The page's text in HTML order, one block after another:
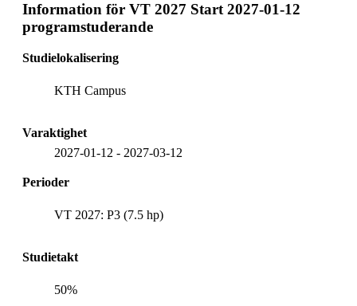
Information för VT 2027 Start 2027-01-12
programstuderande
Studielokalisering
KTH Campus
Varaktighet
2027-01-12 - 2027-03-12
Perioder
VT 2027: P3 (7.5 hp)
Studietakt
50%